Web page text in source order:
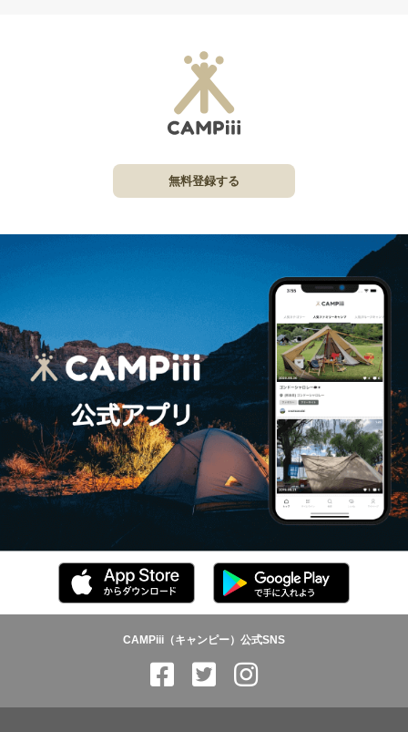
無料登録する
CAMPiii（キャンピー）公式SNS